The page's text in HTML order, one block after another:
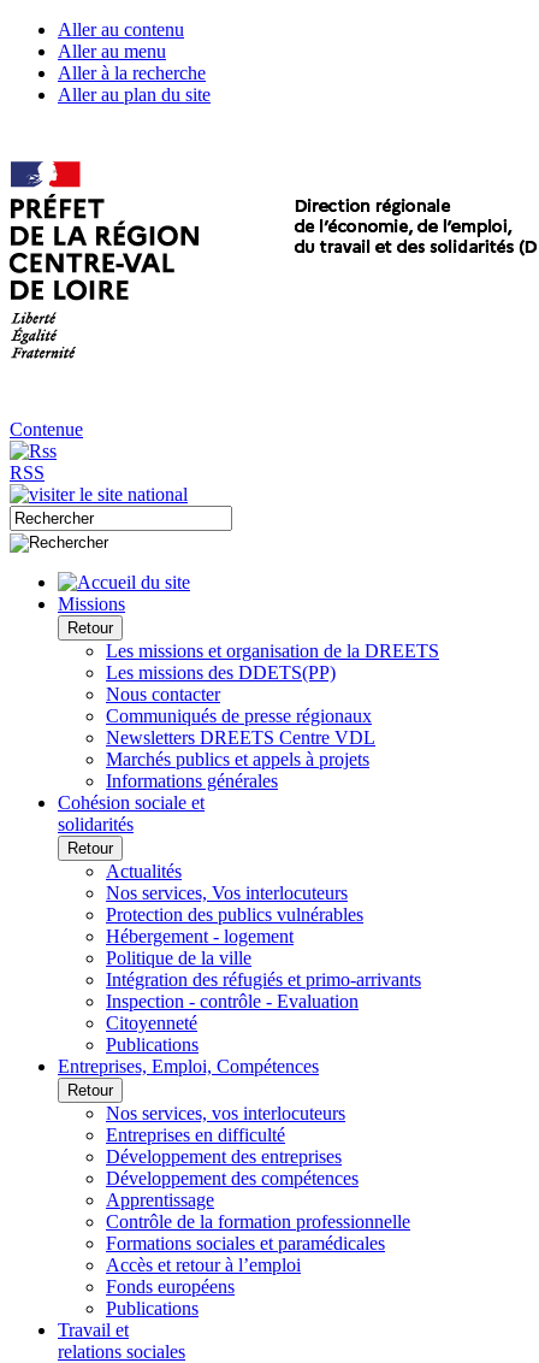
Aller au contenu
Aller au menu
Aller à la recherche
Aller au plan du site
Contenue
RSS
Missions
Retour
Les missions et organisation de la DREETS
Les missions des DDETS(PP)
Nous contacter
Communiqués de presse régionaux
Newsletters DREETS Centre VDL
Marchés publics et appels à projets
Informations générales
Cohésion sociale et
solidarités
Retour
Actualités
Nos services, Vos interlocuteurs
Protection des publics vulnérables
Hébergement - logement
Politique de la ville
Intégration des réfugiés et primo-arrivants
Inspection - contrôle - Evaluation
Citoyenneté
Publications
Entreprises, Emploi, Compétences
Retour
Nos services, vos interlocuteurs
Entreprises en difficulté
Développement des entreprises
Développement des compétences
Apprentissage
Contrôle de la formation professionnelle
Formations sociales et paramédicales
Accès et retour à l’emploi
Fonds européens
Publications
Travail et
relations sociales